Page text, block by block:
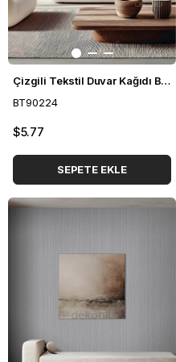
Çizgili Tekstil Duvar Kağıdı BT90224
BT90224
$5.77
SEPETE EKLE